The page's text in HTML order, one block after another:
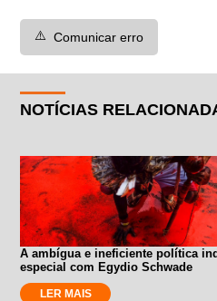
⚠️ Comunicar erro
NOTÍCIAS
A ambígua e ineficiente política
especial com Egydio Schwade
LER MAIS